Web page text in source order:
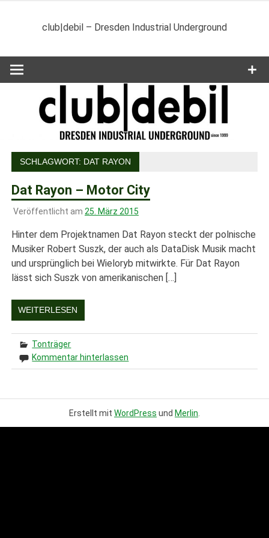
club|debil – Dresden Industrial Underground
SCHLAGWORT: DAT RAYON
Dat Rayon – Motor City
Veröffentlicht am 25. März 2015
Hinter dem Projektnamen Dat Rayon steckt der polnische
Musiker Robert Suszk, der auch als DataDisk Musik macht
und ursprünglich bei Wieloryb mitwirkte. Für Dat Rayon
lässt sich Suszk von amerikanischen […]
WEITERLESEN
Tonträger
Kommentar hinterlassen
Erstellt mit WordPress und Merlin